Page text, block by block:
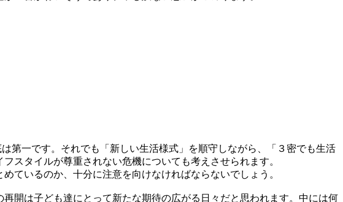
第一です。それでも「新しい生活様式」を順守しながら、「３密でも生活
スタイルが尊重されない危機についても考えさせられます。
ているのか、十分に注意を向けなければならないでしょう。
開は子ども達にとって新たな期待の広がる日々だと思われます。中には何